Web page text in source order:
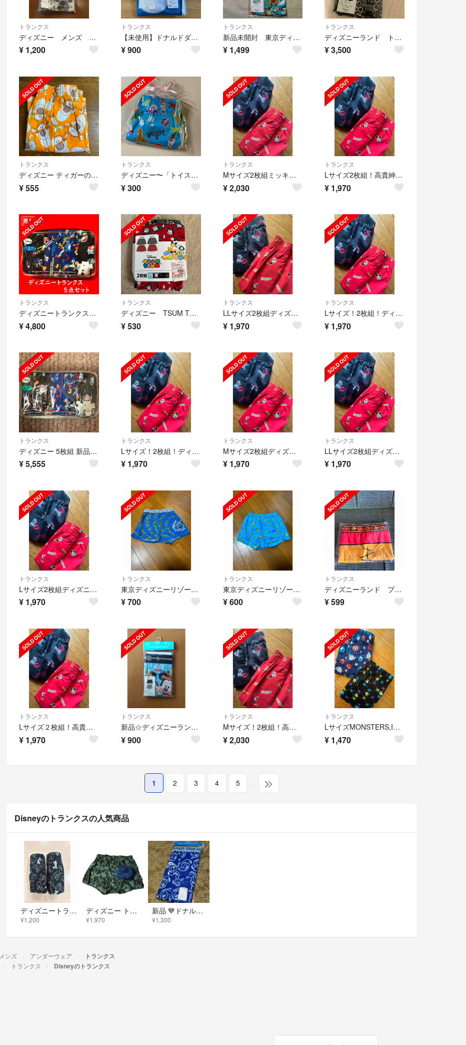
トランクス
ディズニー メンズ トランクス
¥ 1,200
トランクス
【未使用】ドナルドダック トランクス L
¥900
トランクス
新品未開封 東京ディズニーリゾート おしゃれキャット メンズ用トランクス総柄 M
¥ 1,499
トランクス
ディズニーランド トランクス Mサイズ
¥3,500
トランクス
ディズニー ティガーのトランクス Mサイズ
¥555
トランクス
ディズニー〜「トイストーリー」トランクスLサイズ。。
¥300
トランクス
Mサイズ2枚組ミッキーマウス柄！前開きあり！ボタン付き！トランクス！No.2
¥2,030
トランクス
Lサイズ2枚組！高貴紳士的！ミッキーマウス柄！前開きありボタン付きトランクス！
¥ 1,970
トランクス
ディズニートランクス5点セット【男性Mサイズ】ミッキー・ドナルド・くまのプーさん
¥4,800
トランクス
ディズニー TSUM TSUM トランクス 2枚組
¥530
トランクス
LLサイズ2枚組ディズニー！ミッキーマウス柄！前開きあり！ボタン付きトランクス！
¥ 1,970
トランクス
Lサイズ！2枚組！ディズニー！ミッキーマウス柄！前開きありボタン付きトランクス！
¥ 1,970
トランクス
ディズニー 5枚組 新品 トランクス 下着 メンズ
¥5,555
トランクス
Lサイズ！2枚組！ディズニー！ミッキーマウス柄！前開きありボタン付きトランクス！
¥ 1,970
トランクス
Mサイズ2枚組ディズニー！ミッキーマウス柄！前開きあり！ボタン付きトランクス！
¥ 1,970
トランクス
LLサイズ2枚組ディズニー！ミッキーマウス柄！前開きありボタン付きトランクス！
¥ 1,970
トランクス
Lサイズ2枚組ディズニー！ミッキーマウス柄！前開きありボタン付きトランクス！
¥ 1,970
トランクス
東京ディズニーリゾート トランクス M
¥700
トランクス
東京ディズニーリゾート トランクス M
¥600
トランクス
ディズニーランド プーさん トランクス
¥599
トランクス
Lサイズ２枚組！高貴紳士的！ミッキーマウス柄！前開きありトランクス
¥ 1,970
トランクス
新品☆ディズニーランド30th★ボクサーパンツＬ
¥900
トランクス
Mサイズ！2枚組！高貴紳士的！ミッキーマウス柄！前開きありボタン付きトランクス
¥2,030
トランクス
LサイズMONSTERS,INC1枚とMARVELスパイダーマン１枚トランクス！
¥ 1,470
1 2 3 4 5 …
Disneyのトランクスの人気商品
ディズニートランクスＬサイズ２枚 ミッキーマウストランクス前開きあり 綿100%
¥1,200
ディズニー トランクス LL
¥1,970
新品 💙ドナルドダック💙 トランクス
¥1,300
メンズ アンダーウェア トランクス
トランクス Disneyのトランクス